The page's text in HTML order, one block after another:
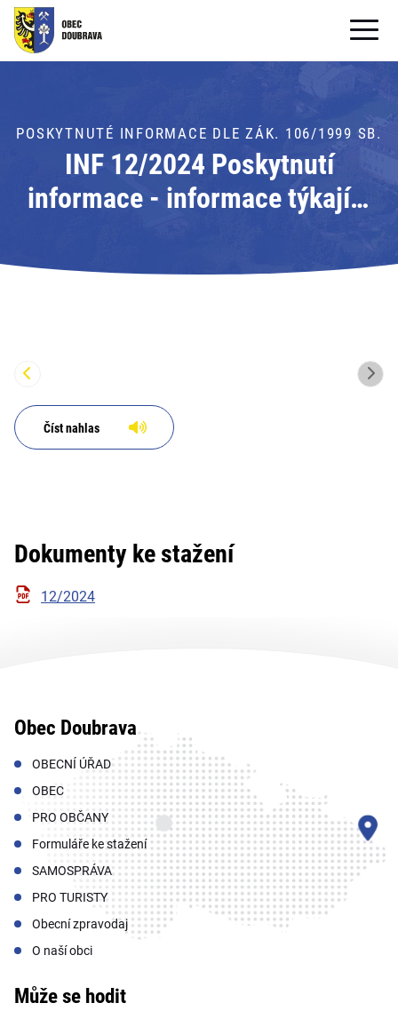
OBECNÍ ÚŘAD
PRO OBČANY
Formuláře ke stažení
PRO TURISTY
POSKYTNUTÉ INFORMACE DLE ZÁK. 106/1999 SB.
INF 12/2024 Poskytnutí
informace - informace týkající
Doubrava
Číst nahlas
Dokumenty ke stažení
12/2024
Obec Doubrava
OBECNÍ ÚŘAD
OBEC
PRO OBČANY
Formuláře ke stažení
SAMOSPRÁVA
PRO TURISTY
Obecní zpravodaj
O naší obci
Může se hodit